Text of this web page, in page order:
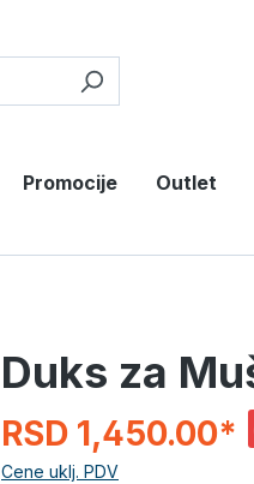
Promocije Outlet
Duks za
RSD 1,450.00*
Cene uklj. PDV